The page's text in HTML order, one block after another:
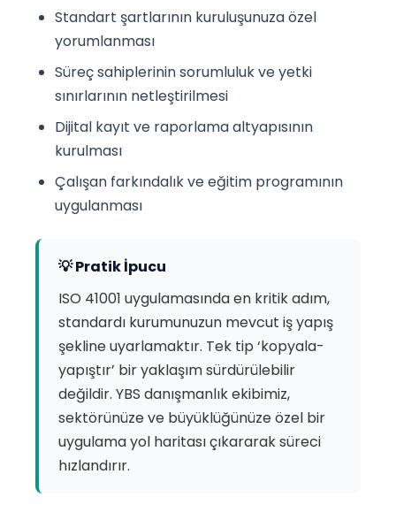
Standart şartlarının kuruluşunuza özel
yorumlanması
Süreç sahiplerinin sorumluluk ve yetki
sınırlarının netleştirilmesi
Dijital kayıt ve raporlama altyapısının
kurulması
Çalışan farkındalık ve eğitim programının
uygulanması
💡 Pratik İpucu
ISO 41001 uygulamasında en kritik adım,
standardı kurumunuzun mevcut iş yapış
şekline uyarlamaktır. Tek tip ‘kopyala-
yapıştır’ bir yaklaşım sürdürülebilir
değildir. YBS danışmanlık ekibimiz,
sektörünüze ve büyüklüğünüze özel bir
uygulama yol haritası çıkararak süreci
hızlandırır.